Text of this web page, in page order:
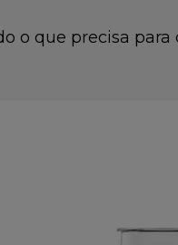
o que precisa